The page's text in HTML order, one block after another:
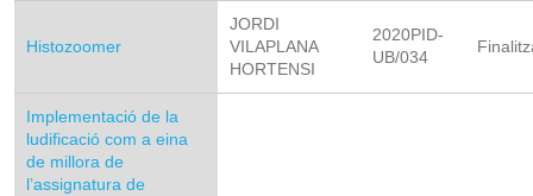
Histozoomer
JORDI
VILAPLANA
HORTENSI
2020PID-
UB/034
Implementació de la
ludificació com a eina
de millora de
l’assignatura de